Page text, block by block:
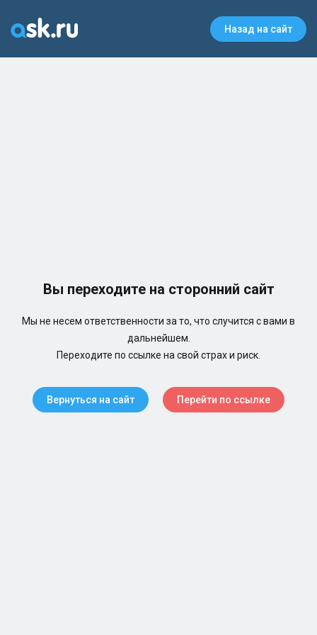
Назад на сайт
Вы переходите на сторонний сайт
Мы не несем ответственности за то, что случится с вами в
дальнейшем.
Переходите по ссылке на свой страх и риск.
Вернуться на сайт Перейти по ссылке